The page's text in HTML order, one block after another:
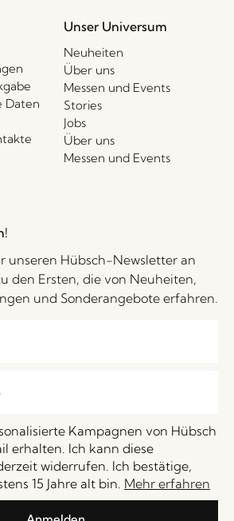
Daten
Unser Universum
Neuheiten
Über uns
Messen und Events
Stories
Jobs
Über uns
Messen und Events
unseren Hübsch-Newsletter an
den Ersten, die von Neuheiten,
und Sonderangebote erfahren.
Kampagnen von Hübsch
erhalten. Ich kann diese
widerrufen. Ich bestätige,
15 Jahre alt bin. Mehr erfahren